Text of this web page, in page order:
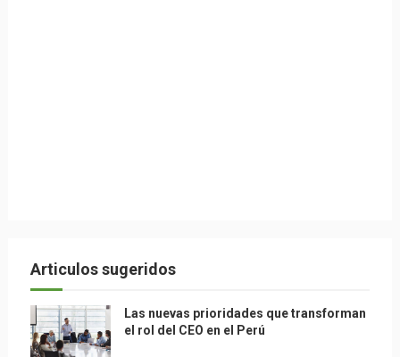
Articulos sugeridos
Las nuevas prioridades que transforman
el rol del CEO en el Perú